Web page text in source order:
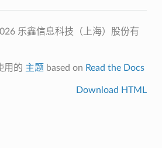
乐鑫信息科技（上海）股份有
用的 主题 based on Read the Docs
Download HTML